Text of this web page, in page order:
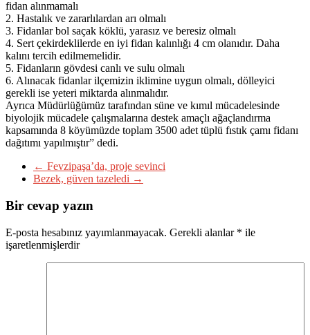
fidan alınmamalı
2. Hastalık ve zararlılardan arı olmalı
3. Fidanlar bol saçak köklü, yarasız ve beresiz olmalı
4. Sert çekirdeklilerde en iyi fidan kalınlığı 4 cm olanıdır. Daha
kalını tercih edilmemelidir.
5. Fidanların gövdesi canlı ve sulu olmalı
6. Alınacak fidanlar ilçemizin iklimine uygun olmalı, dölleyici
gerekli ise yeteri miktarda alınmalıdır.
Ayrıca Müdürlüğümüz tarafından süne ve kımıl mücadelesinde
biyolojik mücadele çalışmalarına destek amaçlı ağaçlandırma
kapsamında 8 köyümüzde toplam 3500 adet tüplü fıstık çamı fidanı
dağıtımı yapılmıştır” dedi.
← Fevzipaşa’da, proje sevinci
Bezek, güven tazeledi →
Bir cevap yazın
E-posta hesabınız yayımlanmayacak. Gerekli alanlar * ile
işaretlenmişlerdir